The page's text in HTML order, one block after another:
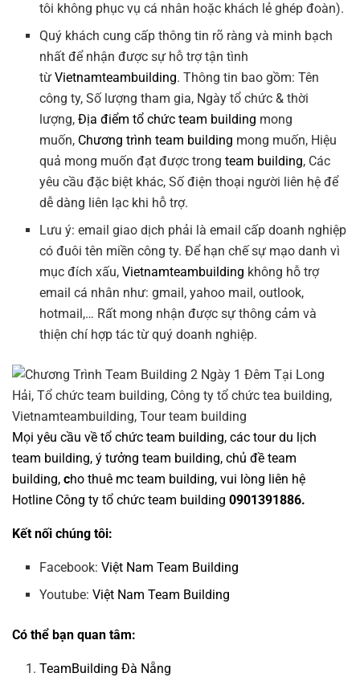
tôi không phục vụ cá nhân hoặc khách lẻ ghép đoàn).
Quý khách cung cấp thông tin rõ ràng và minh bạch
nhất để nhận được sự hỗ trợ tận tình
từVietnamteambuilding. Thông tin bao gồm: Tên
công ty, Số lượng tham gia, Ngày tổ chức & thời
lượng,Địa điểm tổ chức team building mong
muốn, Chương trình team building mong muốn, Hiệu
quả mong muốn đạt được trongteam building, Các
yêu cầu đặc biệt khác, Số điện thoại người liên hệ để
dễ dàng liên lạc khi hỗ trợ.
Lưu ý: email giao dịch phải là email cấp doanh nghiệp
có đuôi tên miền công ty. Để hạn chế sự mạo danh vì
mục đích xấu,Vietnamteambuilding không hỗ trợ
email cá nhân như: gmail, yahoo mail, outlook,
hotmail,… Rất mong nhận được sự thông cảm và
thiện chí hợp tác từ quý doanh nghiệp.
Mọi yêu cầu về tổ chức team building, các tourdu lịch
team building, ý tưởng team building, chủ đề team
building, cho thuê mc team building, vui lòng liên hệ
Hotline Công ty tổ chức team building 0901391886.
Kết nối chúng tôi:
Facebook:Việt Nam Team Building
Youtube:Việt Nam Team Building
Có thể bạn quan tâm:
TeamBuilding Đà Nẵng